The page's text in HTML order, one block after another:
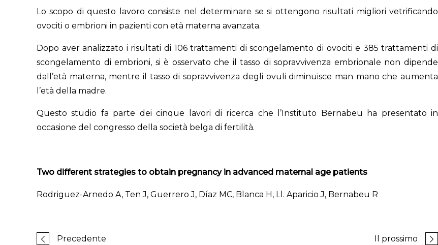
Lo scopo di questo lavoro consiste nel determinare se si ottengono risultati migliori vetrificando
ovociti o embrioni in pazienti con età materna avanzata.
Dopo aver analizzato i risultati di 106 trattamenti di scongelamento di ovociti e 385 trattamenti di
scongelamento di embrioni, si è osservato che il tasso di sopravvivenza embrionale non dipende
dall’età materna, mentre il tasso di sopravvivenza degli ovuli diminuisce man mano che aumenta
l’età della madre.
Questo studio fa parte dei cinque lavori di ricerca che l’Instituto Bernabeu ha presentato in
occasione del congresso della società belga di fertilità.
Two different strategies to obtain pregnancy in advanced maternal age patients
Rodriguez-Arnedo A, Ten J, Guerrero J, Díaz MC, Blanca H, Ll. Aparicio J, Bernabeu R
Precedente Il prossimo